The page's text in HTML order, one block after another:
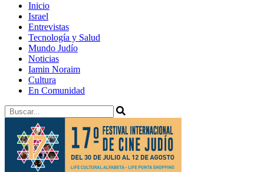
Inicio
Israel
Entrevistas
Tecnología y Salud
Mundo Judío
Noticias
Iamin Noraim
Cultura
En Comunidad